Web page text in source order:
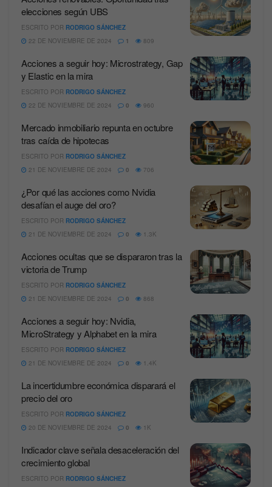
elecciones según UBS
ESCRITO POR RODRIGO SÁNCHEZ
22 DE NOVIEMBRE DE 2024
1 809
Acciones a seguir hoy: Microstrategy, Gap
y Elastic en la mira
ESCRITO POR RODRIGO SÁNCHEZ
22 DE NOVIEMBRE DE 2024
0 960
Mercado inmobiliario repunta en octubre
tras caída de hipotecas
ESCRITO POR RODRIGO SÁNCHEZ
21 DE NOVIEMBRE DE 2024
0 706
¿Por qué las acciones como Nvidia
desafían el auge del oro?
ESCRITO POR RODRIGO SÁNCHEZ
21 DE NOVIEMBRE DE 2024
0 1.3K
Acciones ocultas que se dispararon tras la
victoria de Trump
ESCRITO POR RODRIGO SÁNCHEZ
21 DE NOVIEMBRE DE 2024
0 868
Acciones a seguir hoy: Nvidia,
MicroStrategy y Alphabet en la mira
ESCRITO POR RODRIGO SÁNCHEZ
21 DE NOVIEMBRE DE 2024
0 1.4K
La incertidumbre económica disparará el
precio del oro
ESCRITO POR RODRIGO SÁNCHEZ
20 DE NOVIEMBRE DE 2024
0 1K
Indicador clave señala desaceleración del
crecimiento global
ESCRITO POR RODRIGO SÁNCHEZ